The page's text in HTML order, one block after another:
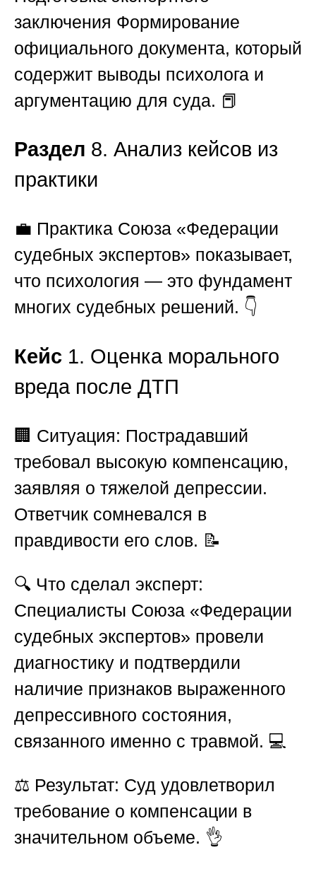
заключения Формирование
официального документа, который
содержит выводы психолога и
аргументацию для суда. 📕
Раздел 8. Анализ кейсов из
практики
💼 Практика Союза «Федерации
судебных экспертов» показывает,
что психология — это фундамент
многих судебных решений. 👇
Кейс 1. Оценка морального
вреда после ДТП
🏢 Ситуация: Пострадавший
требовал высокую компенсацию,
заявляя о тяжелой депрессии.
Ответчик сомневался в
правдивости его слов. 📝
🔍 Что сделал эксперт:
Специалисты Союза «Федерации
судебных экспертов» провели
диагностику и подтвердили
наличие признаков выраженного
депрессивного состояния,
связанного именно с травмой. 💻
⚖️ Результат: Суд удовлетворил
требование о компенсации в
значительном объеме. 👌